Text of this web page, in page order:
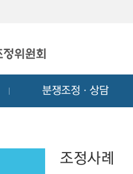
분쟁조정ㆍ상담
조정사례